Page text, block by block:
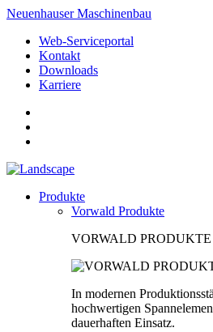
Neuenhauser Maschinenbau
Web-Serviceportal
Kontakt
Downloads
Karriere
Produkte
Vorwald Produkte
VORWALD PRODUKTE
In modernen
hochwertigen
dauerhaften Einsatz.